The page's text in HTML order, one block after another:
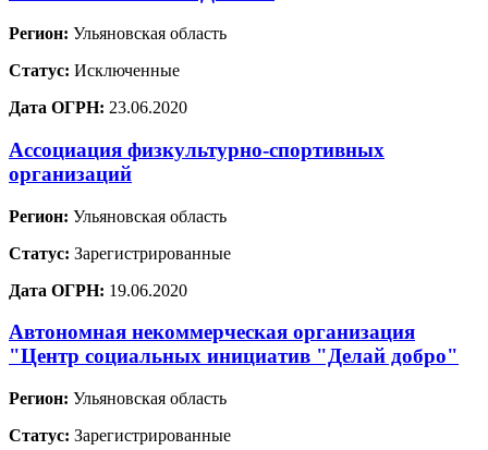
Регион: Ульяновская область
Статус: Исключенные
Дата ОГРН: 23.06.2020
Ассоциация физкультурно-спортивных
организаций
Регион: Ульяновская область
Статус: Зарегистрированные
Дата ОГРН: 19.06.2020
Автономная некоммерческая организация
"Центр социальных инициатив "Делай добро"
Регион: Ульяновская область
Статус: Зарегистрированные